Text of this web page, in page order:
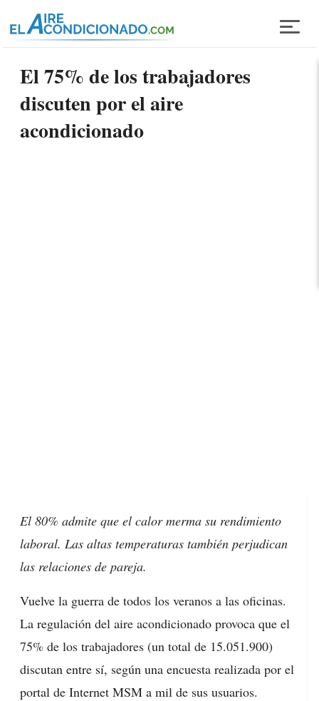
El 75% de los trabajadores
discuten por el aire
acondicionado
El 80% admite que el calor merma su rendimiento
laboral. Las altas temperaturas también perjudican
las relaciones de pareja.
Vuelve la guerra de todos los veranos a las oficinas.
La regulación del aire acondicionado provoca que el
75% de los trabajadores (un total de 15.051.900)
discutan entre sí, según una encuesta realizada por el
portal de Internet MSM a mil de sus usuarios.